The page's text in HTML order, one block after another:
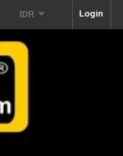
Login
IDR